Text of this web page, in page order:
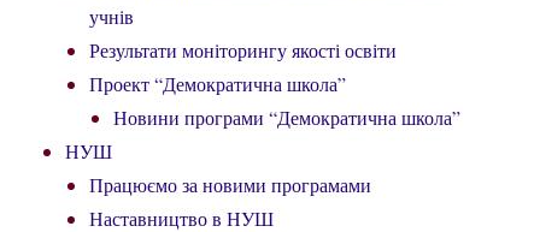
учнів
Результати моніторингу якості освіти
Проект “Демократична школа”
Новини програми “Демократична школа”
НУШ
Працюємо за новими програмами
Наставництво в НУШ